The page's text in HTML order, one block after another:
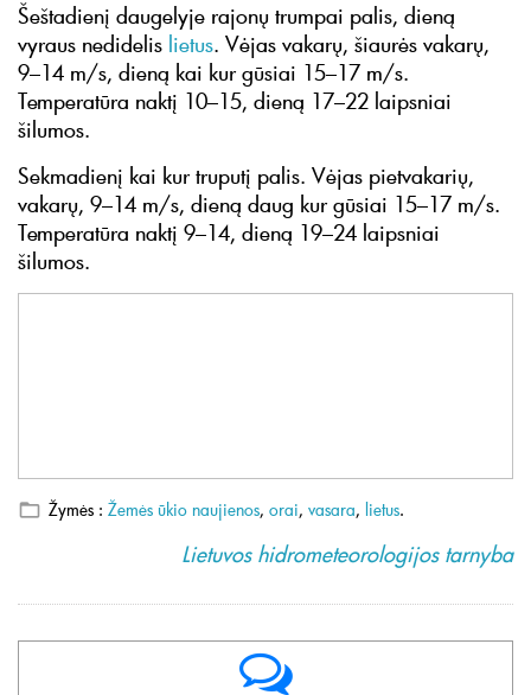
Šeštadienį daugelyje rajonų trumpai palis, dieną
vyraus nedidelis lietus. Vėjas vakarų, šiaurės vakarų,
9–14 m/s, dieną kai kur gūsiai 15–17 m/s.
Temperatūra naktį 10–15, dieną 17–22 laipsniai
šilumos.
Sekmadienį kai kur truputį palis. Vėjas pietvakarių,
vakarų, 9–14 m/s, dieną daug kur gūsiai 15–17 m/s.
Temperatūra naktį 9–14, dieną 19–24 laipsniai
šilumos.
Žymės : Žemės ūkio naujienos, orai, vasara, lietus.
Lietuvos hidrometeorologijos tarnyba